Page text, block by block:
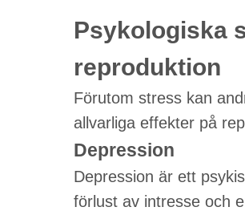
Psykologiska
reproduktion
Förutom stress kan
allvarliga effekter på
Depression
Depression är ett
förlust av intresse och